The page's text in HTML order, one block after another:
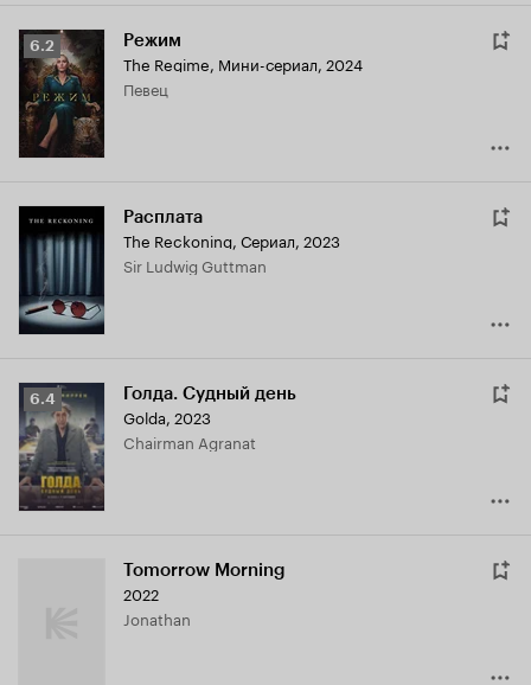
Рейтинг
Кинопоиска
6.2
6.2 Режим
The Regime, Мини-сериал, 2024
певец
Расплата
The Reckoning, Сериал, 2023
Sir Ludwig Guttman
Рейтинг
Кинопоиска
6.4
6.4 Голда. Судный день
Golda, 2023
Chairman Agranat
Tomorrow Morning
2022
Jonathan